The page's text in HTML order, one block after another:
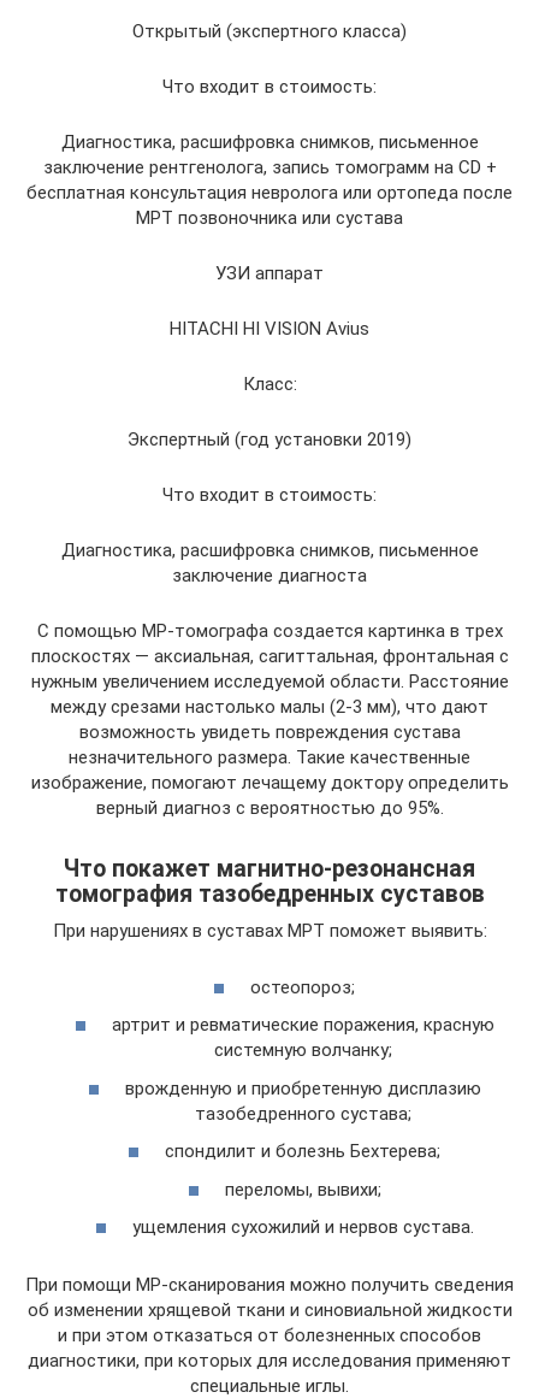
Открытый (экспертного класса)
Что входит в стоимость:
Диагностика, расшифровка снимков, письменное
заключение рентгенолога, запись томограмм на CD +
бесплатная консультация невролога или ортопеда после
МРТ позвоночника или сустава
УЗИ аппарат
HITACHI HI VISION Avius
Класс:
Экспертный (год установки 2019)
Что входит в стоимость:
Диагностика, расшифровка снимков, письменное
заключение диагноста
С помощью МР-томографа создается картинка в трех
плоскостях — аксиальная, сагиттальная, фронтальная с
нужным увеличением исследуемой области. Расстояние
между срезами настолько малы (2-3 мм), что дают
возможность увидеть повреждения сустава
незначительного размера. Такие качественные
изображение, помогают лечащему доктору определить
верный диагноз с вероятностью до 95%.
Что покажет магнитно-резонансная
томография тазобедренных суставов
При нарушениях в суставах МРТ поможет выявить:
остеопороз;
артрит и ревматические поражения, красную
системную волчанку;
врожденную и приобретенную дисплазию
тазобедренного сустава;
спондилит и болезнь Бехтерева;
переломы, вывихи;
ущемления сухожилий и нервов сустава.
При помощи МР-сканирования можно получить сведения
об изменении хрящевой ткани и синовиальной жидкости
и при этом отказаться от болезненных способов
диагностики, при которых для исследования применяют
специальные иглы.